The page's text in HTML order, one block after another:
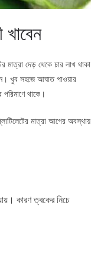
দেড় থেকে চার লাখ থাকা
খুব সহজে আঘাত পাওয়ার
থাকে।
মাত্রা আগের অবস্থায়
কারণ ত্বকের নিচে